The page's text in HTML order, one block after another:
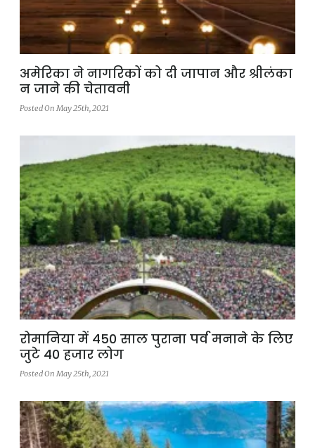
अमेरिका ने नागरिकों को दी जापान और श्रीलंका
न जाने की चेतावनी
Posted On May 25th, 2021
रोमानिया में 450 साल पुराना पर्व मनाने के लिए
जुटे 40 हजार लोग
Posted On May 25th, 2021